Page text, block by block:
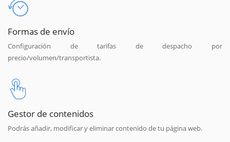
Formas de envío
Configuración de tarifas de despacho por
precio/volumen/transportista.
Gestor de contenidos
Podrás añadir, modificar y eliminar contenido de tu página web.